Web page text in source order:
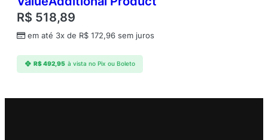
R$ 518,89
em até 3x de R$ 172,96 sem juros
R$492,95 à vista no Pix ou Boleto